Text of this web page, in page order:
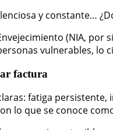
y constante…
(NIA,
vulnerables,
factura
fatiga
lo que se conoce